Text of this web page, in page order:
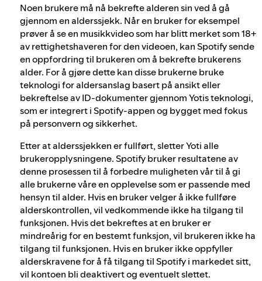
Noen brukere må nå bekrefte alderen sin ved å gå
gjennom en alderssjekk. Når en bruker for eksempel
prøver å se en musikkvideo som har blitt merket som 18+
av rettighetshaveren for den videoen, kan Spotify sende
en oppfordring til brukeren om å bekrefte brukerens
alder. For å gjøre dette kan disse brukerne bruke
teknologi for aldersanslag basert på ansikt eller
bekreftelse av ID-dokumenter gjennom Yotis teknologi,
som er integrert i Spotify-appen og bygget med fokus
på personvern og sikkerhet.
Etter at alderssjekken er fullført, sletter Yoti alle
brukeropplysningene. Spotify bruker resultatene av
denne prosessen til å forbedre muligheten vår til å gi
alle brukerne våre en opplevelse som er passende med
hensyn til alder. Hvis en bruker velger å ikke fullføre
alderskontrollen, vil vedkommende ikke ha tilgang til
funksjonen. Hvis det bekreftes at en bruker er
mindreårig for en bestemt funksjon, vil brukeren ikke ha
tilgang til funksjonen. Hvis en bruker ikke oppfyller
alderskravene for å få tilgang til Spotify i markedet sitt,
vil kontoen bli deaktivert og eventuelt slettet.